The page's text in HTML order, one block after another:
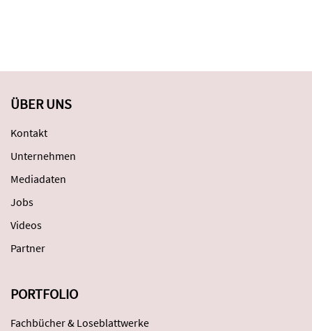
ÜBER UNS
Kontakt
Unternehmen
Mediadaten
Jobs
Videos
Partner
PORTFOLIO
Fachbücher & Loseblattwerke